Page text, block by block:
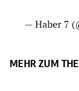
— Haber 7
MEHR ZUM